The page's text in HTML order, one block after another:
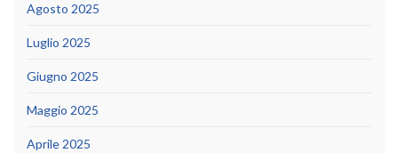
Agosto 2025
Luglio 2025
Giugno 2025
Maggio 2025
Aprile 2025